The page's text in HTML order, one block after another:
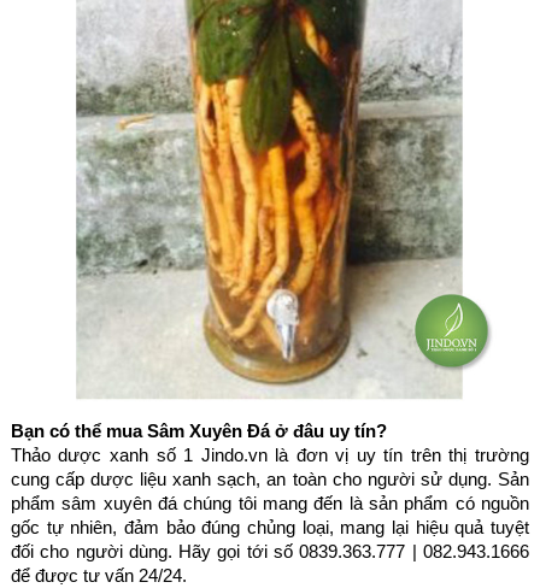
Bạn có thể mua Sâm Xuyên Đá ở đâu uy tín?
Thảo dược xanh số 1 Jindo.vn là đơn vị uy tín trên thị trường
cung cấp dược liệu xanh sạch, an toàn cho người sử dụng. Sản
phẩm sâm xuyên đá chúng tôi mang đến là sản phẩm có nguồn
gốc tự nhiên, đảm bảo đúng chủng loại, mang lại hiệu quả tuyệt
đối cho người dùng. Hãy gọi tới số 0839.363.777 | 082.943.1666
để được tư vấn 24/24.